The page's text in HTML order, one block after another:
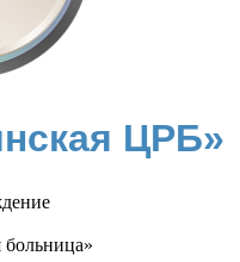
ЦРБ»
больница»